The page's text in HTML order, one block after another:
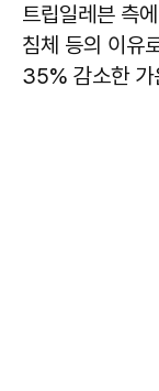
트립일레븐 측
침체 등의 이유
35% 감소한 가